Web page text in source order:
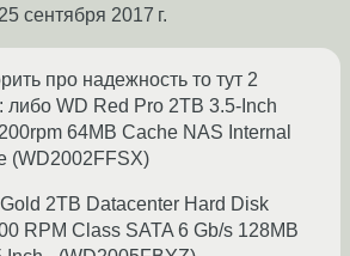
сентября 2017 г.
про надежность то тут 2
либо WD Red Pro 2TB 3.5-Inch
64MB Cache NAS Internal
(WD2002FFSX)
2TB Datacenter Hard Disk
RPM Class SATA 6 Gb/s 128MB